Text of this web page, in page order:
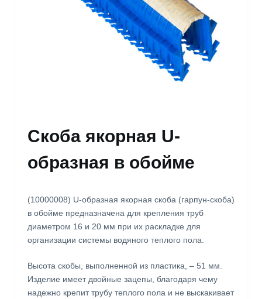
Скоба якорная U-
образная в обойме
(10000008) U-образная якорная скоба (гарпун-скоба)
в обойме предназначена для крепления труб
диаметром 16 и 20 мм при их раскладке для
организации системы водяного теплого пола.
Высота скобы, выполненной из пластика, – 51 мм.
Изделие имеет двойные зацепы, благодаря чему
надежно крепит трубу теплого пола и не выскакивает